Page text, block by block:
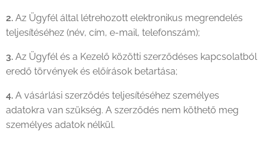
2. Az Ügyfél által létrehozott elektronikus megrendelés
teljesítéséhez (név, cím, e-mail, telefonszám);
3. Az Ügyfél és a Kezelő közötti szerződéses kapcsolatból
eredő törvények és előírások betartása;
4. A vásárlási szerződés teljesítéséhez személyes
adatokra van szükség. A szerződés nem köthető meg
személyes adatok nélkül.